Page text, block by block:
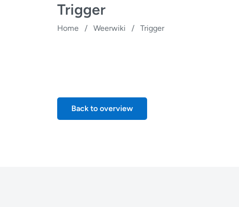
Trigger
Home / Weerwiki / Trigger
Back to overview